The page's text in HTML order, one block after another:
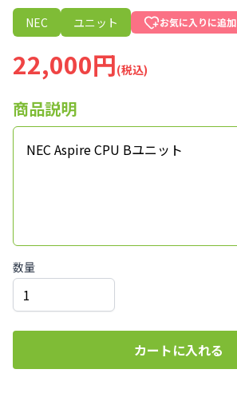
NEC ユニット お気に入りに追加
22,000円(税込)
商品説明
NEC Aspire CPU Bユニット
数量
カートに入れる